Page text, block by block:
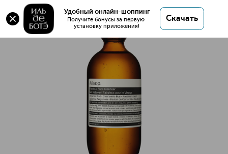
Удобный онлайн-шоппинг
Получите бонусы за первую
установку приложения!
Скачать
Fabulous Face Cleanser Гель для умывания
Fabulous Face Cleanser Гель для умывания